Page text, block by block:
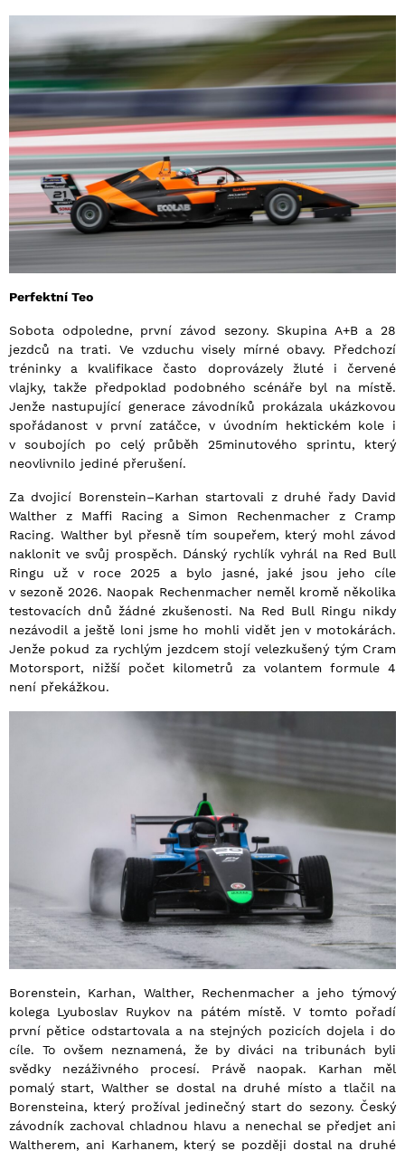
Perfektní Teo
Sobota odpoledne, první závod sezony. Skupina A+B a 28
jezdců na trati. Ve vzduchu visely mírné obavy. Předchozí
tréninky a kvalifikace často doprovázely žluté i červené
vlajky, takže předpoklad podobného scénáře byl na místě.
Jenže nastupující generace závodníků prokázala ukázkovou
spořádanost v první zatáčce, v úvodním hektickém kole i
v soubojích po celý průběh 25minutového sprintu, který
neovlivnilo jediné přerušení.
Za dvojicí Borenstein–Karhan startovali z druhé řady David
Walther z Maffi Racing a Simon Rechenmacher z Cramp
Racing. Walther byl přesně tím soupeřem, který mohl závod
naklonit ve svůj prospěch. Dánský rychlík vyhrál na Red Bull
Ringu už v roce 2025 a bylo jasné, jaké jsou jeho cíle
v sezoně 2026. Naopak Rechenmacher neměl kromě několika
testovacích dnů žádné zkušenosti. Na Red Bull Ringu nikdy
nezávodil a ještě loni jsme ho mohli vidět jen v motokárách.
Jenže pokud za rychlým jezdcem stojí velezkušený tým Cram
Motorsport, nižší počet kilometrů za volantem formule 4
není překážkou.
Borenstein, Karhan, Walther, Rechenmacher a jeho týmový
kolega Lyuboslav Ruykov na pátém místě. V tomto pořadí
první pětice odstartovala a na stejných pozicích dojela i do
cíle. To ovšem neznamená, že by diváci na tribunách byli
svědky nezáživného procesí. Právě naopak. Karhan měl
pomalý start, Walther se dostal na druhé místo a tlačil na
Borensteina, který prožíval jedinečný start do sezony. Český
závodník zachoval chladnou hlavu a nenechal se předjet ani
Waltherem, ani Karhanem, který se později dostal na druhé